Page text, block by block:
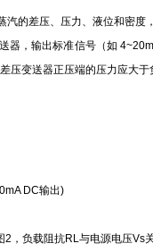
的差压、压力、液位和密度
，输出标准信号（如
压变送器正压端的压力应大于
DC输出)
，负载阻抗RL与电源电压Vs